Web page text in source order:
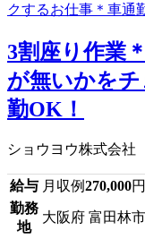
3割座り作業
が無いかを
勤OK！
ショウヨウ株式会社
給与 月収例270,000円
勤務
地
大阪府 富田林市